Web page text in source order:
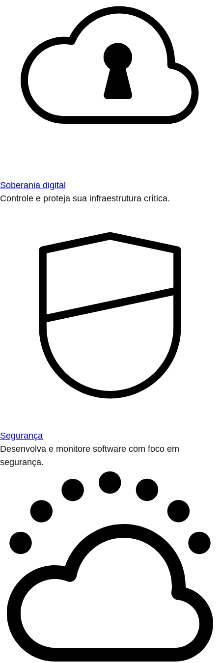
Soberania digital
Controle e proteja sua infraestrutura crítica.
Segurança
Desenvolva e monitore software com foco em
segurança.